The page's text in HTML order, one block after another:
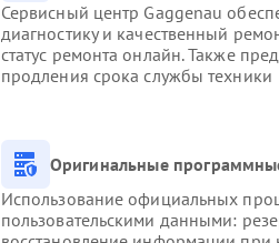
Сервисный центр Gaggenau
диагностику и качественный
статус ремонта онлайн. Также
продления срока службы техники
Оригинальные
Использование официальных
пользовательскими данными: